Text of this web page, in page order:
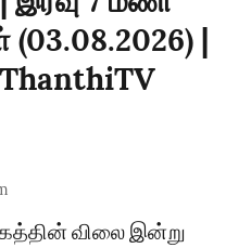
(03.08.2026) |
விலை இன்று